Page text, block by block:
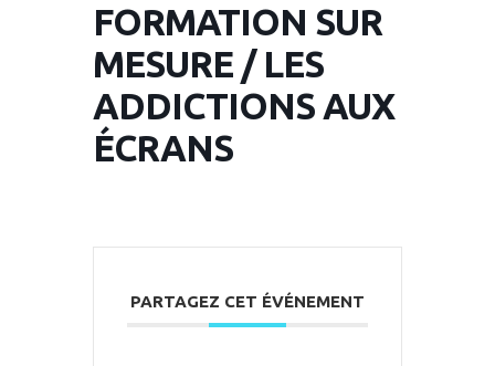
FORMATION SUR
MESURE / LES
ADDICTIONS AUX
ÉCRANS
PARTAGEZ CET ÉVÉNEMENT